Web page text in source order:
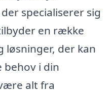
specialiserer sig
en række
løsninger, der kan
behov i din
alt fra